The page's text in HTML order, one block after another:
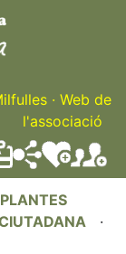
· Web de
l'associació
PLANTES
·